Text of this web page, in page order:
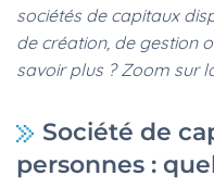
sociétés de capitaux
de création, de gestion
savoir plus ? Zoom sur
Société de
personnes :